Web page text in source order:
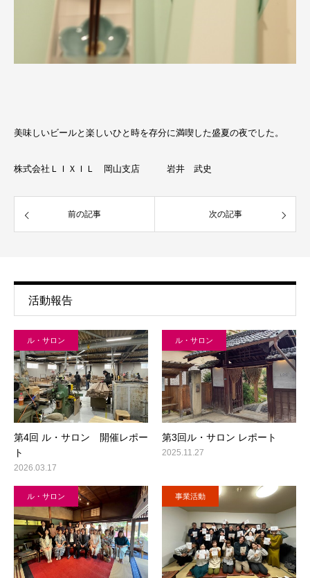
美味しいビールと楽しいひと時を存分に満喫した盛夏の夜でした。
株式会社ＬＩＸＩＬ 岡山支店 岩井 武史
前の記事 次の記事
活動報告
ル・サロン
第4回 ル・サロン 開催レポー
ト
2026.03.17
ル・サロン
第3回ル・サロン レポート
2025.11.27
ル・サロン 事業活動